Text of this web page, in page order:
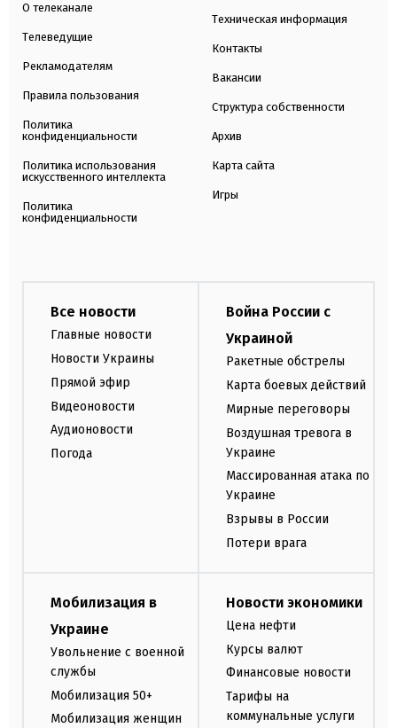
О телеканале
Телеведущие
Рекламодателям
Правила пользования
Политика
конфиденциальности
Политика использования
искусственного интеллекта
Политика
конфиденциальности
Техническая информация
Контакты
Вакансии
Структура собственности
Архив
Карта сайта
Игры
Все новости
Главные новости
Новости Украины
Прямой эфир
Видеоновости
Аудионовости
Погода
Война России с
Украиной
Ракетные обстрелы
Карта боевых действий
Мирные переговоры
Воздушная тревога в
Украине
Массированная атака по
Украине
Взрывы в России
Потери врага
Мобилизация в
Украине
Увольнение с военной
службы
Мобилизация 50+
Мобилизация женщин
Новости экономики
Цена нефти
Курсы валют
Финансовые новости
Тарифы на
коммунальные услуги